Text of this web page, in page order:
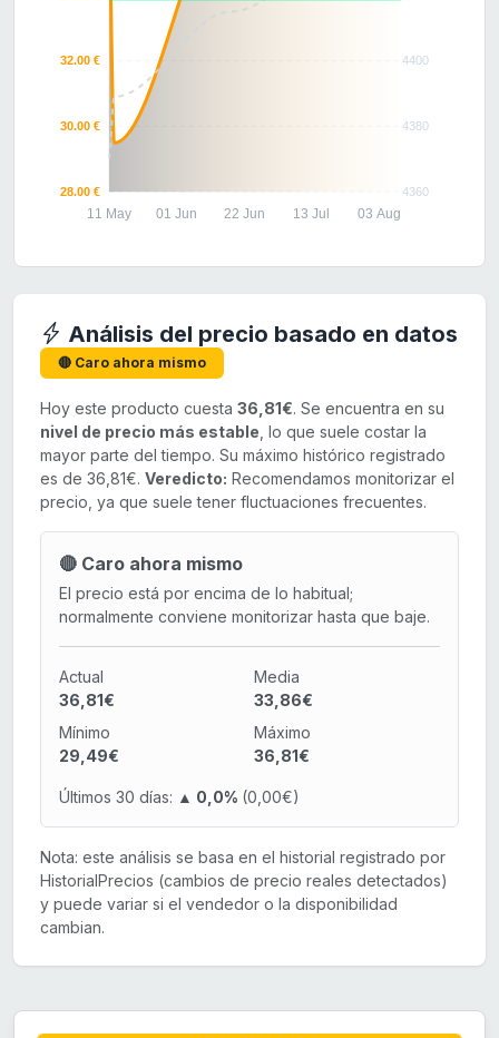
4400
4380
4360
32.00 €
30.00 €
28.00 €
11 May 01 Jun 22 Jun 13 Jul 03 Aug
Análisis del precio basado en datos
🔴 Caro ahora mismo
Hoy este producto cuesta 36,81€. Se encuentra en su
nivel de precio más estable , lo que suele costar la
mayor parte del tiempo. Su máximo histórico registrado
es de 36,81€. Veredicto: Recomendamos monitorizar el
precio, ya que suele tener fluctuaciones frecuentes.
🔴 Caro ahora mismo
El precio está por encima de lo habitual;
normalmente conviene monitorizar hasta que baje.
Actual
36,81€
Media
33,86€
Mínimo
29,49€
Máximo
36,81€
Últimos 30 días: ▲ 0,0% (0,00€)
Nota: este análisis se basa en el historial registrado por
HistorialPrecios (cambios de precio reales detectados)
y puede variar si el vendedor o la disponibilidad
cambian.